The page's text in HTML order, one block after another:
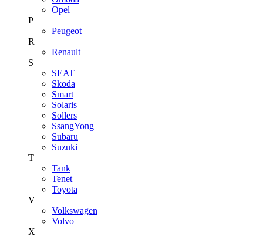
Opel
P
Peugeot
R
Renault
S
SEAT
Skoda
Smart
Solaris
Sollers
SsangYong
Subaru
Suzuki
T
Tank
Tenet
Toyota
V
Volkswagen
Volvo
X